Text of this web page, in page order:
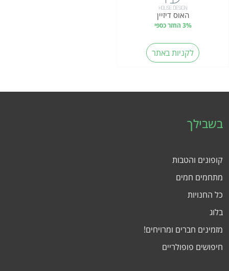
האוס דיזיין
3% החזר כספי
לקניות באתר
בשבילך
קופונים והטבות
מתחמים חמים
כל החנויות
בלוג
מזמינים חברים ומרויחים!
חיפושים פופולריים